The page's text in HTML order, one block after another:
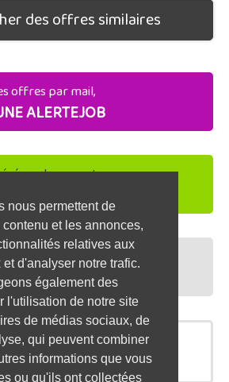
nous permettent de
et les annonces,
relatives aux
d'analyser notre trafic.
également des
l'utilisation de notre site
de médias sociaux, de
qui peuvent combiner
informations que vous
ou qu'ils ont collectées
des offres similaires
offres par mail,
ALERTEJOB
par les recruteurs,
VOTRE CV
entretiens,